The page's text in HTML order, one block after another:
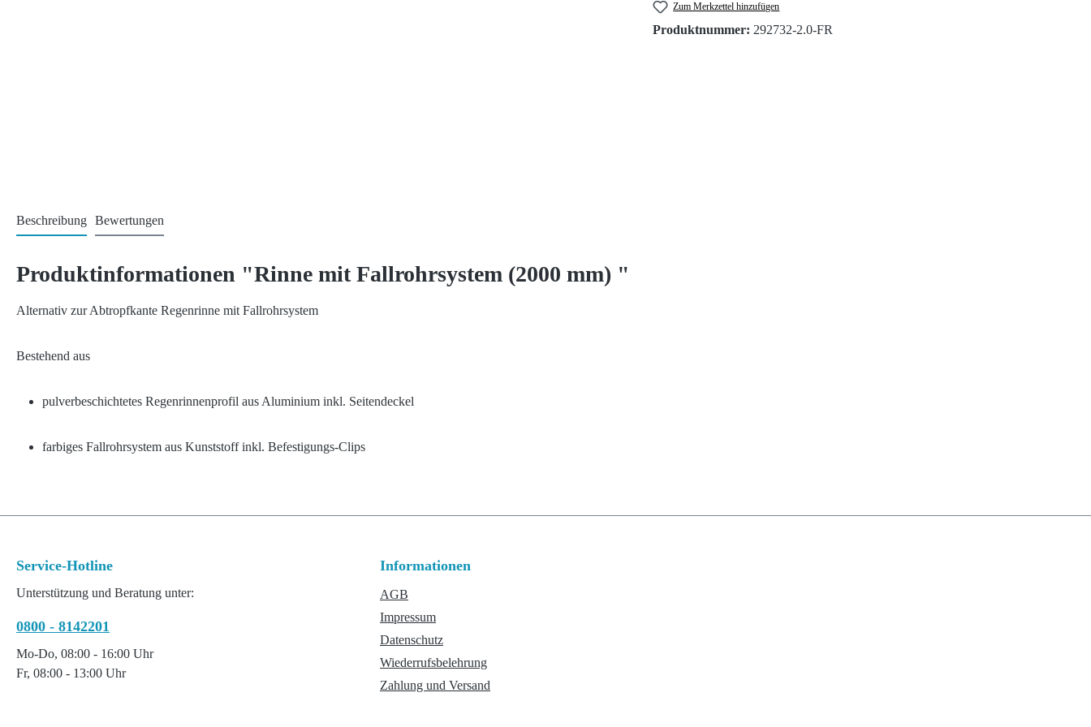
Zum Merkzettel hinzufügen
Produktnummer: 292732-2.0-FR
Beschreibung Bewertungen
Produktinformationen "Rinne mit Fallrohrsystem (2000 mm) "
Alternativ zur Abtropfkante Regenrinne mit Fallrohrsystem
Bestehend aus
pulverbeschichtetes Regenrinnenprofil aus Aluminium inkl. Seitendeckel
farbiges Fallrohrsystem aus Kunststoff inkl. Befestigungs-Clips
Service-Hotline
Unterstützung und Beratung unter:
0800 - 8142201
Mo-Do, 08:00 - 16:00 Uhr
Fr, 08:00 - 13:00 Uhr
Informationen
AGB
Impressum
Datenschutz
Wiederrufsbelehrung
Zahlung und Versand